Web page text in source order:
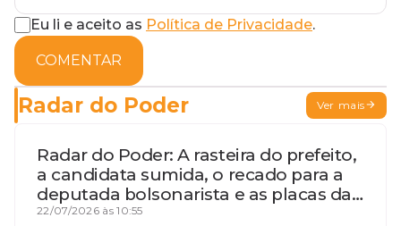
Eu li e aceito as Política de Privacidade.
COMENTAR
Radar do Poder Ver mais
Radar do Poder: A rasteira do prefeito,
a candidata sumida, o recado para a
deputada bolsonarista e as placas da
discórdia
22/07/2026 às 10:55